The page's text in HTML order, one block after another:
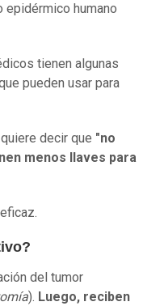
epidérmico humano
tienen algunas
pueden usar para
decir que "no
menos llaves para
del tumor
). Luego, reciben